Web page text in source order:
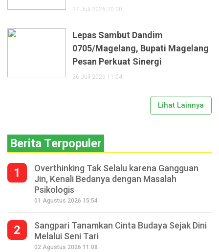
27 Juli 2026 20:00
Lepas Sambut Dandim
0705/Magelang, Bupati Magelang
Pesan Perkuat Sinergi
26 Juli 2026 11:04
Lihat Lainnya
Berita Terpopuler
1
Overthinking Tak Selalu karena Gangguan
Jin, Kenali Bedanya dengan Masalah
Psikologis
01 Agustus 2026 15:54
2
Sangpari Tanamkan Cinta Budaya Sejak Dini
Melalui Seni Tari
02 Agustus 2026 11:08